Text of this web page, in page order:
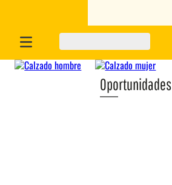
Oportunidades